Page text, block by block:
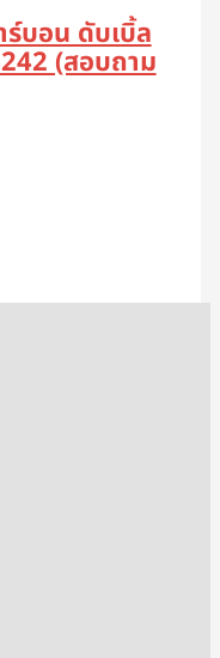
บอน ดับเบิ้ล
(สอบถาม